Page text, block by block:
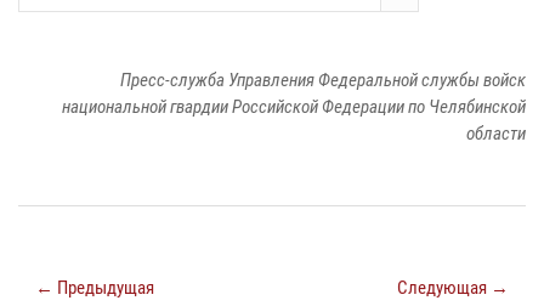
Пресс-служба Управления Федеральной службы войск
национальной гвардии Российской Федерации по Челябинской
области
← Предыдущая Следующая →